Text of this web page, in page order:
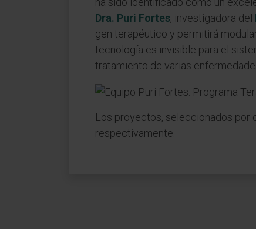
Dra. Puri Fortes, investigadora del
gen terapéutico y permitirá
tecnología es invisible para el
tratamiento de varias
Los proyectos, seleccionados por
respectivamente.